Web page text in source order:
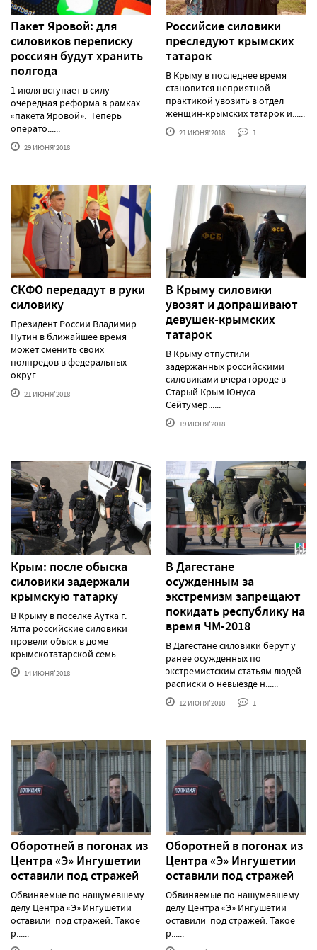
Пакет Яровой: для
силовиков переписку
россиян будут хранить
полгода
1 июля вступает в силу
очередная реформа в рамках
«пакета Яровой». Теперь
операто......
29 ИЮНЯ'2018
Российсие силовики
преследуют крымских
татарок
В Крыму в последнее время
становится неприятной
практикой увозить в отдел
женщин-крымских татарок и......
21 ИЮНЯ'2018 1
СКФО передадут в руки
силовику
Президент России Владимир
Путин в ближайшее время
может сменить своих
полпредов в федеральных
округ......
21 ИЮНЯ'2018
В Крыму силовики
увозят и допрашивают
девушек-крымских
татарок
В Крыму отпустили
задержанных российскими
силовиками вчера городе в
Старый Крым Юнуса
Сейтумер......
19 ИЮНЯ'2018
Крым: после обыска
силовики задержали
крымскую татарку
В Крыму в посёлке Аутка г.
Ялта российские силовики
провели обыск в доме
крымскотатарской семь......
14 ИЮНЯ'2018
В Дагестане
осужденным за
экстремизм запрещают
покидать республику на
время ЧМ-2018
В Дагестане силовики берут у
ранее осужденных по
экстремистским статьям людей
расписки о невыезде н......
12 ИЮНЯ'2018 1
Оборотней в погонах из
Центра «Э» Ингушетии
оставили под стражей
Обвиняемые по нашумевшему
делу Центра «Э» Ингушетии
оставили под стражей. Такое
р......
Оборотней в погонах из
Центра «Э» Ингушетии
оставили под стражей
Обвиняемые по нашумевшему
делу Центра «Э» Ингушетии
оставили под стражей. Такое
р......